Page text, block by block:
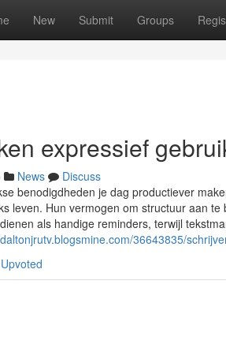
New Submit Groups
expressief
News
Discuss
benodigdheden je dag productiever
leven. Hun vermogen om structuur aan
als handige reminders, terwijl
36643835/